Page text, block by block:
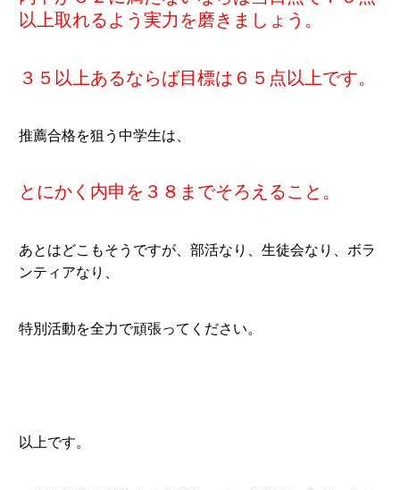
以上取れるよう実力を磨きましょう。
３５以上あるならば目標は６５点以上です。
推薦合格を狙う中学生は、
とにかく内申を３８までそろえること。
あとはどこもそうですが、部活なり、生徒会なり、ボラ
ンティアなり、
特別活動を全力で頑張ってください。
以上です。